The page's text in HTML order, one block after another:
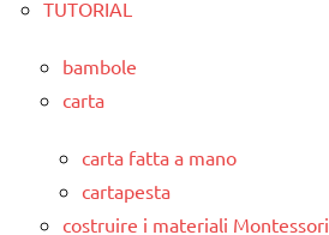
TUTORIAL
bambole
carta
carta fatta a mano
cartapesta
costruire i materiali Montessori